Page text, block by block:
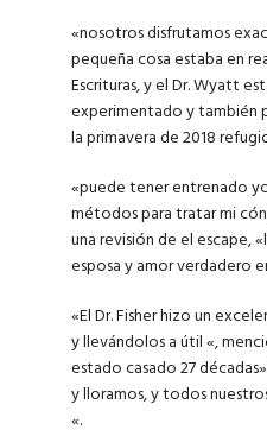
«nosotros disfrutamos
pequeña cosa estaba en
Escrituras, y el Dr. Wyatt
experimentado y también
la primavera de 2018
«puede tener entrenado
métodos para tratar mi
una revisión de el escape,
esposa ​​y amor verdadero
«El Dr. Fisher hizo un
y llevándolos a útil «,
estado casado 27
y lloramos, y todos
«.